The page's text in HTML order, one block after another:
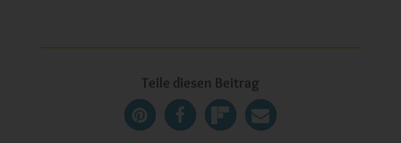
Teile diesen Beitrag